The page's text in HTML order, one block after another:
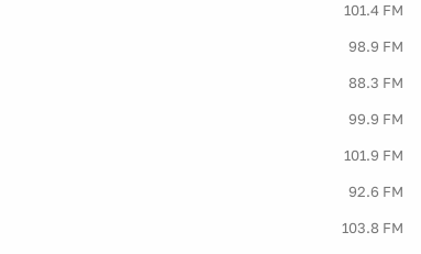
101.4 FM
98.9 FM
88.3 FM
99.9 FM
101.9 FM
92.6 FM
103.8 FM